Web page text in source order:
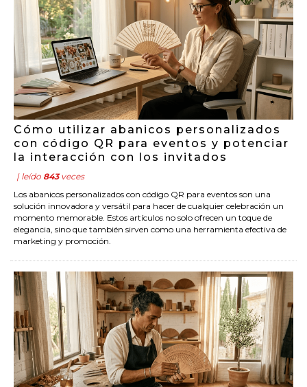
Cómo utilizar abanicos personalizados
con código QR para eventos y potenciar
la interacción con los invitados
| leído 843veces
Los abanicos personalizados con código QR para eventos son una
solución innovadora y versátil para hacer de cualquier celebración un
momento memorable. Estos artículos no solo ofrecen un toque de
elegancia, sino que también sirven como una herramienta efectiva de
marketing y promoción.